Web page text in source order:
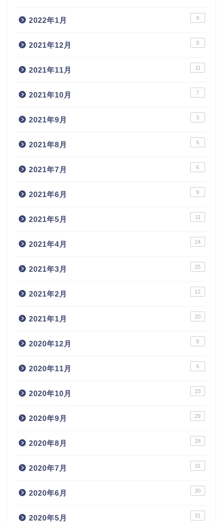
2022年1月 9
2021年12月 9
2021年11月 11
2021年10月 7
2021年9月 3
2021年8月 6
2021年7月 6
2021年6月 9
2021年5月 11
2021年4月 24
2021年3月 25
2021年2月 12
2021年1月 20
2020年12月 8
2020年11月 6
2020年10月 23
2020年9月 29
2020年8月 28
2020年7月 31
2020年6月 30
2020年5月 31